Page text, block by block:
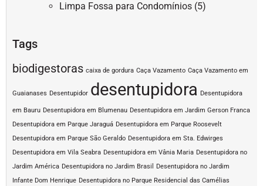
Limpa Fossa para Condomínios (5)
Tags
biodigestoras caixa de gordura Caça Vazamento Caça Vazamento em
Guaianases Desentupidor desentupidora Desentupidora
em Bauru Desentupidora em Blumenau Desentupidora em Jardim Gerson Franca
Desentupidora em Parque Jaraguá Desentupidora em Parque Roosevelt
Desentupidora em Parque São Geraldo Desentupidora em Sta. Edwirges
Desentupidora em Vila Seabra Desentupidora em Vânia Maria Desentupidora no
Jardim América Desentupidora no Jardim Brasil
Desentupidora no Jardim
Infante Dom Henrique Desentupidora no Parque Residencial das Camélias